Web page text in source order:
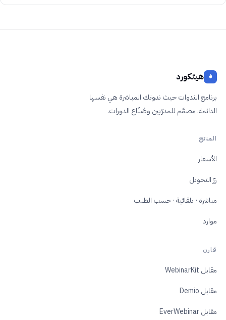
هيتكورد
برنامج الندوات حيث ندوتك المباشرة هي نفسها
الدائمة. مصمَّم للمدرّبين وصُنّاع الدورات.
المنتج
الأسعار
زرّ التحويل
مباشرة · تلقائية · حسب الطلب
موارد
قارن
مقابل WebinarKit
مقابل Demio
مقابل EverWebinar